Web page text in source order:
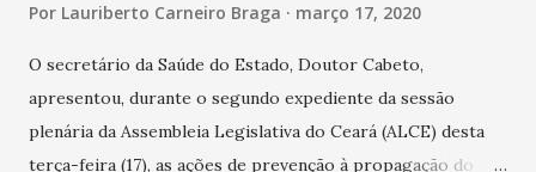
Por Lauriberto Carneiro Braga março 17, 2020
O secretário da Saúde do Estado, Doutor Cabeto,
apresentou, durante o segundo expediente da sessão
plenária da Assembleia Legislativa do Ceará (ALCE) desta
terça-feira (17), as ações de prevenção à propagação do